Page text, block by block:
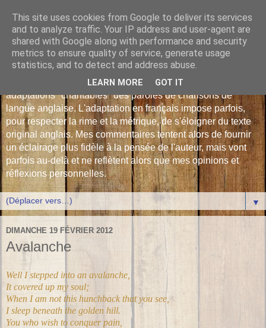
Les Monophonies de
Polyphrène
Versions françaises inédites : déjà plus de 510 traductions -
adaptations "chantables" des paroles de chansons de
langue anglaise. L'adaptation en français impose parfois,
pour respecter la rime et la métrique, de s'éloigner du texte
original anglais. Mes commentaires tentent alors de fournir
un éclairage plus fidèle à la pensée de l'auteur, mais vont
parfois au-delà et ne reflètent alors que mes opinions et
réflexions personnelles.
▼
DIMANCHE 19 FÉVRIER 2012
Avalanche
Well I stepped into an avalanche,
It covered up my soul;
When I am not this hunchback that you see,
I sleep beneath the golden hill.
You who wish to conquer pain,
This site uses cookies from Google to deliver its services
and to analyze traffic. Your IP address and user-agent are
shared with Google along with performance and security
metrics to ensure quality of service, generate usage
statistics, and to detect and address abuse.
LEARN MORE GOT IT